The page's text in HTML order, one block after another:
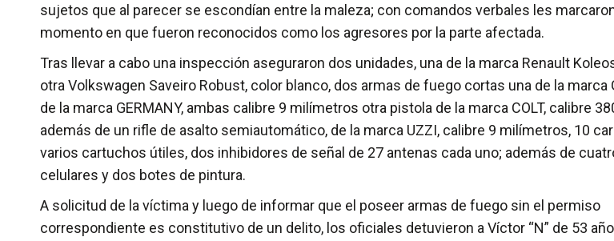
sujetos que al parecer se escondían entre la maleza; con comandos verbales les
momento en que fueron reconocidos como los agresores por la parte afectada.
Tras llevar a cabo una inspección aseguraron dos unidades, una de la marca Renault
otra Volkswagen Saveiro Robust, color blanco, dos armas de fuego cortas una de la marca
de la marca GERMANY, ambas calibre 9 milímetros otra pistola de la marca COLT, calibre
además de un rifle de asalto semiautomático, de la marca UZZI, calibre 9 milímetros, 10
varios cartuchos útiles, dos inhibidores de señal de 27 antenas cada uno; además de
celulares y dos botes de pintura.
A solicitud de la víctima y luego de informar que el poseer armas de fuego sin el permiso
correspondiente es constitutivo de un delito, los oficiales detuvieron a Víctor “N” de 53